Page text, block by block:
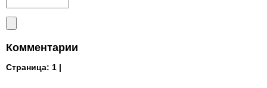
Комментарии
Страница: 1 |